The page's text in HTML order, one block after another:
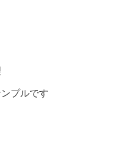
プルです